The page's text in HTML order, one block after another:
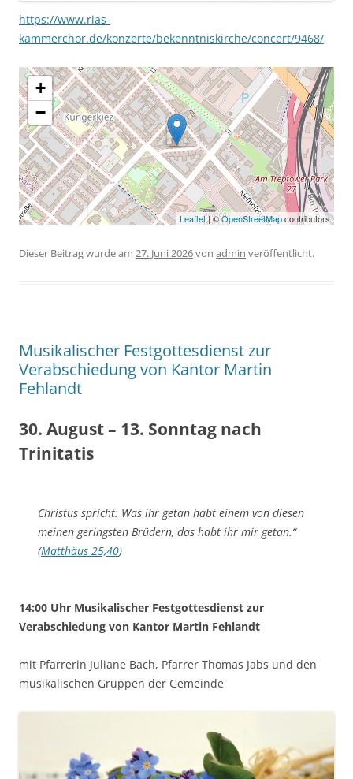
https://www.rias-
kammerchor.de/konzerte/bekenntniskirche/concert/9468/
+
−
Leaflet| ©OpenStreetMapcontributors
Dieser Beitrag wurde am 27. Juni 2026von admin veröffentlicht.
Musikalischer Festgottesdienst zur
Verabschiedung von Kantor Martin
Fehlandt
30. August – 13. Sonntag nach
Trinitatis
Christus spricht: Was ihr getan habt einem von diesen
meinen geringsten Brüdern, das habt ihr mir getan.“
(Matthäus 25,40)
14:00 Uhr Musikalischer Festgottesdienst zur
Verabschiedung von Kantor Martin Fehlandt
mit Pfarrerin Juliane Bach, Pfarrer Thomas Jabs und den
musikalischen Gruppen der Gemeinde